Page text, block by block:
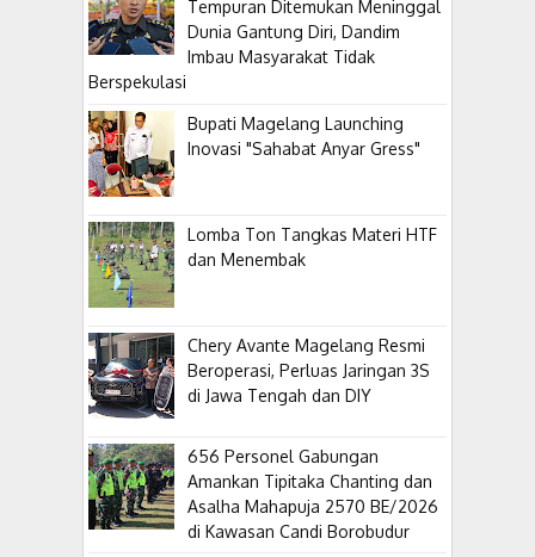
Tempuran Ditemukan Meninggal
Dunia Gantung Diri, Dandim
Imbau Masyarakat Tidak
Berspekulasi
Bupati Magelang Launching
Inovasi "Sahabat Anyar Gress"
Lomba Ton Tangkas Materi HTF
dan Menembak
​Chery Avante Magelang Resmi
Beroperasi, Perluas Jaringan 3S
di Jawa Tengah dan DIY
656 Personel Gabungan
Amankan Tipitaka Chanting dan
Asalha Mahapuja 2570 BE/2026
di Kawasan Candi Borobudur